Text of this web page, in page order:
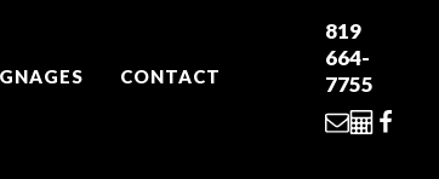
CONTACT
819
664-
7755